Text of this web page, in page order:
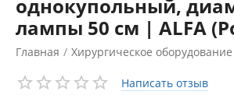
однокупольный,
лампы 50 см | ALFA
Главная / Хирургическое оборудование
Хирургические светильники /
Написать отзыв
СКИДКА
4%